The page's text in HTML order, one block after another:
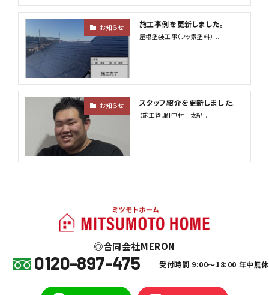
お知らせ 施工事例を更新しました。
屋根塗装工事（フッ素塗料）...
お知らせ スタッフ紹介を更新しました。
【施工管理】中村 太紀...
合同会社MERON
0120-897-475 受付時間 9:00～18:00 年中無休